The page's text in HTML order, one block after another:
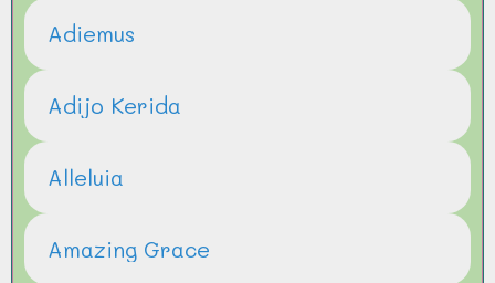
Adiemus
Adijo Kerida
Alleluia
Amazing Grace